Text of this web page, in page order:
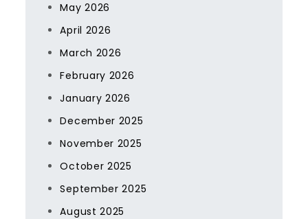
May 2026
April 2026
March 2026
February 2026
January 2026
December 2025
November 2025
October 2025
September 2025
August 2025